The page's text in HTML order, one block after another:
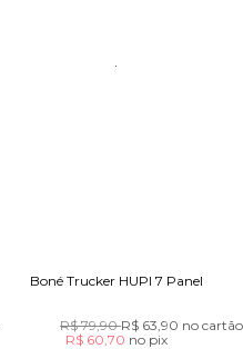
Boné Trucker HUPI 7 Panel
R$ 79,90R$ 63,90 no cartão
R$ 60,70 no pix